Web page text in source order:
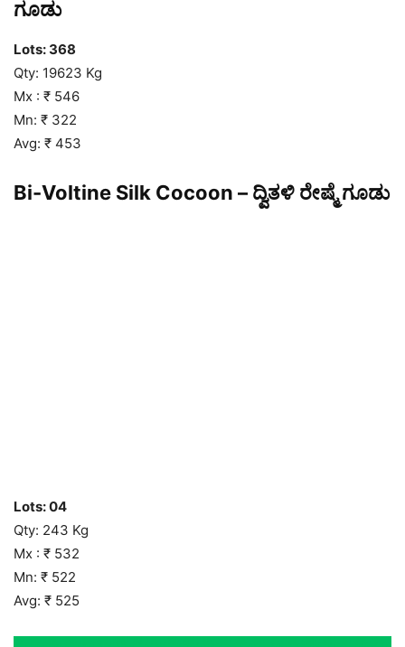
ಗೂಡು
Lots: 368
Qty: 19623 Kg
Mx : ₹ 546
Mn: ₹ 322
Avg: ₹ 453
Bi-Voltine Silk Cocoon – ದ್ವಿತಳಿ ರೇಷ್ಮೆ ಗೂಡು
Lots: 04
Qty: 243 Kg
Mx : ₹ 532
Mn: ₹ 522
Avg: ₹ 525